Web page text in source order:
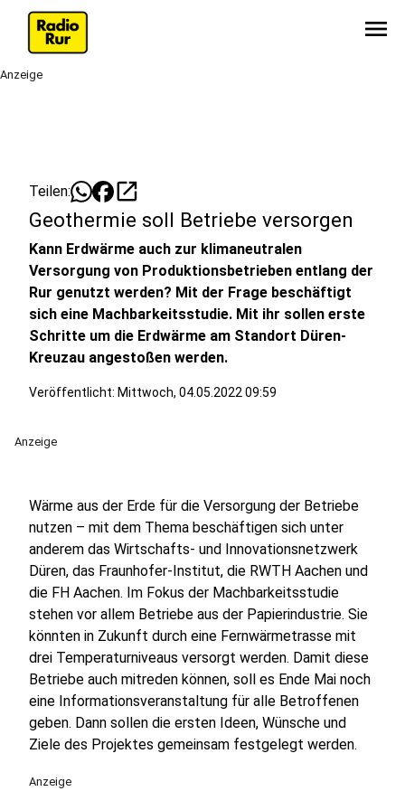
menu
Anzeige
Teilen: open_in_new
Geothermie soll Betriebe versorgen
Kann Erdwärme auch zur klimaneutralen
Versorgung von Produktionsbetrieben entlang der
Rur genutzt werden? Mit der Frage beschäftigt
sich eine Machbarkeitsstudie. Mit ihr sollen erste
Schritte um die Erdwärme am Standort Düren-
Kreuzau angestoßen werden.
Veröffentlicht: Mittwoch, 04.05.2022 09:59
Anzeige
Wärme aus der Erde für die Versorgung der Betriebe
nutzen – mit dem Thema beschäftigen sich unter
anderem das Wirtschafts- und Innovationsnetzwerk
Düren, das Fraunhofer-Institut, die RWTH Aachen und
die FH Aachen. Im Fokus der Machbarkeitsstudie
stehen vor allem Betriebe aus der Papierindustrie. Sie
könnten in Zukunft durch eine Fernwärmetrasse mit
drei Temperaturniveaus versorgt werden. Damit diese
Betriebe auch mitreden können, soll es Ende Mai noch
eine Informationsveranstaltung für alle Betroffenen
geben. Dann sollen die ersten Ideen, Wünsche und
Ziele des Projektes gemeinsam festgelegt werden.
Anzeige